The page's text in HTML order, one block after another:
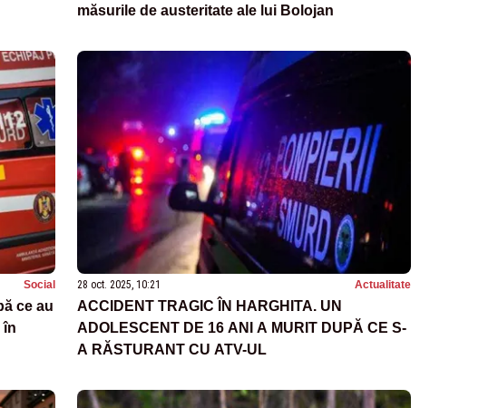
măsurile de austeritate ale lui Bolojan
Social
ce au
în
28 oct. 2025, 10:21 Actualitate
ACCIDENT TRAGIC ÎN HARGHITA. UN
ADOLESCENT DE 16 ANI A MURIT DUPĂ CE S-
A RĂSTURANT CU ATV-UL